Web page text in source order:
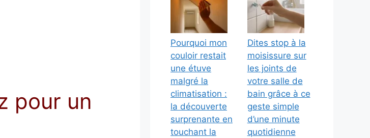
pour un
Pourquoi mon
couloir restait
une étuve
malgré la
climatisation :
la découverte
surprenante en
touchant la
Dites stop à la
moisissure sur
les joints de
votre salle de
bain grâce à ce
geste simple
d’une minute
quotidienne